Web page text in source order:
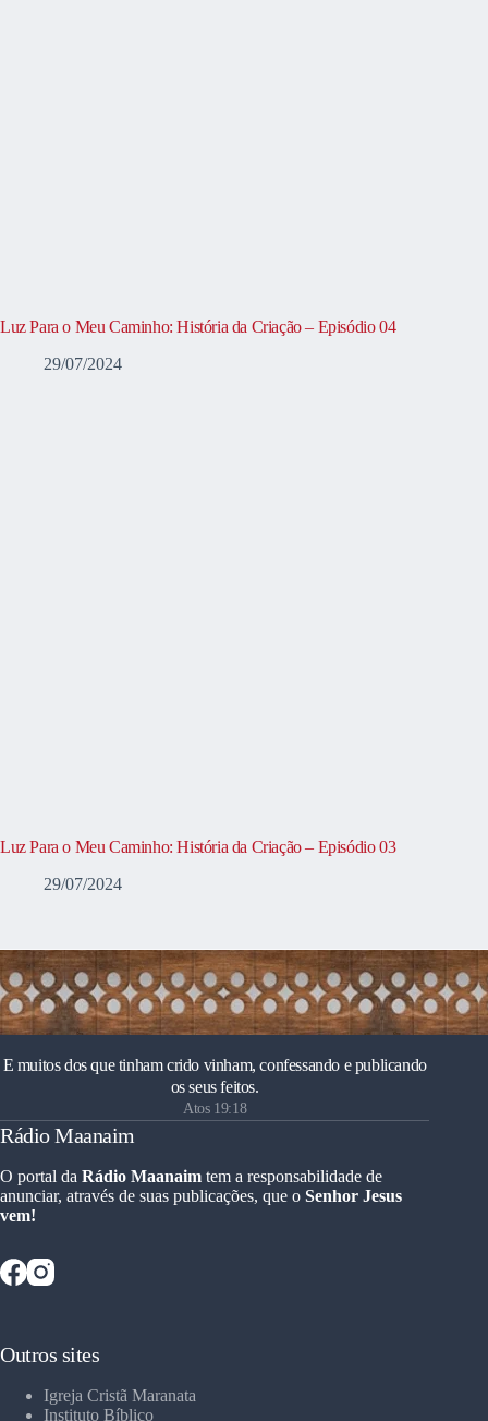
Luz Para o Meu Caminho: História da Criação – Episódio 04
29/07/2024
Luz Para o Meu Caminho: História da Criação – Episódio 03
29/07/2024
E muitos dos que tinham crido vinham, confessando e publicando
os seus feitos.
Atos 19:18
Rádio Maanaim
O portal da Rádio Maanaim tem a responsabilidade de
anunciar, através de suas publicações, que o Senhor Jesus
vem!
Outros sites
Igreja Cristã Maranata
Instituto Bíblico